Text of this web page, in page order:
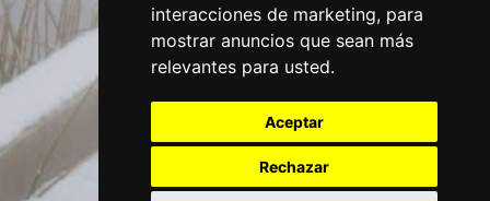
interacciones de marketing, para
mostrar anuncios que sean más
relevantes para usted.
Aceptar
Rechazar